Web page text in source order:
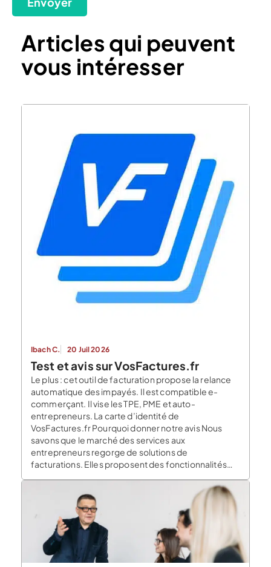
Articles qui peuvent
vous intéresser
Ibach C. 20 Juil 2026
Test et avis sur VosFactures.fr
Le plus : cet outil de facturation propose la relance
automatique des impayés. Il est compatible e-
commerçant. Il vise les TPE, PME et auto-
entrepreneurs. La carte d’identité de
VosFactures.fr Pourquoi donner notre avis Nous
savons que le marché des services aux
entrepreneurs regorge de solutions de
facturations. Elles proposent des fonctionnalités